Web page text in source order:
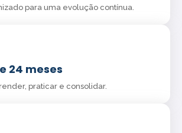
para uma evolução contínua.
24 meses
praticar e consolidar.